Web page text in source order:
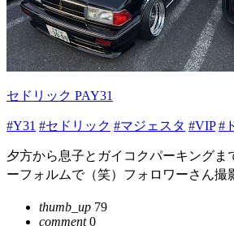
セドリック PAY31
#Y31 #セドリック #マジェスタ #VIP #
夕方から息子とガイコクパーキングま
ーフォルムで（笑）フォロワーさん撮
thumb_up 79
comment0